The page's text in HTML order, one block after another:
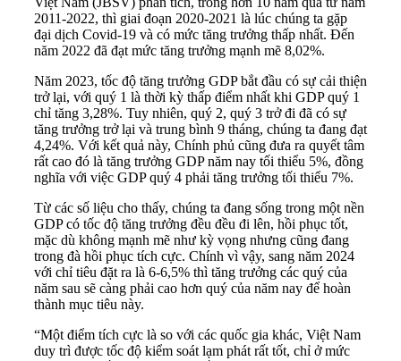
2011-2022, thì giai đoạn 2020-2021 là lúc chúng ta gặp
đại dịch Covid-19 và có mức tăng trưởng thấp nhất. Đến
năm 2022 đã đạt mức tăng trưởng mạnh mẽ 8,02%.
Năm 2023, tốc độ tăng trưởng GDP bắt đầu có sự cải thiện
trở lại, với quý 1 là thời kỳ thấp điểm nhất khi GDP quý 1
chỉ tăng 3,28%. Tuy nhiên, quý 2, quý 3 trở đi đã có sự
tăng trưởng trở lại và trung bình 9 tháng, chúng ta đang đạt
4,24%. Với kết quả này, Chính phủ cũng đưa ra quyết tâm
rất cao đó là tăng trưởng GDP năm nay tối thiểu 5%, đồng
nghĩa với việc GDP quý 4 phải tăng trưởng tối thiểu 7%.
Từ các số liệu cho thấy, chúng ta đang sống trong một nền
GDP có tốc độ tăng trưởng đều đều đi lên, hồi phục tốt,
mặc dù không mạnh mẽ như kỳ vọng nhưng cũng đang
trong đà hồi phục tích cực. Chính vì vậy, sang năm 2024
với chỉ tiêu đặt ra là 6-6,5% thì tăng trưởng các quý của
năm sau sẽ càng phải cao hơn quý của năm nay để hoàn
thành mục tiêu này.
“Một điểm tích cực là so với các quốc gia khác, Việt Nam
duy trì được tốc độ kiểm soát lạm phát rất tốt, chỉ ở mức